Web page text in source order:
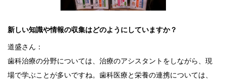
新しい知識や情報の収集はどのようにしていますか？
道盛さん：
歯科治療の分野については、治療のアシスタントをしながら、現
場で学ぶことが多いですね。歯科医療と栄養の連携については、